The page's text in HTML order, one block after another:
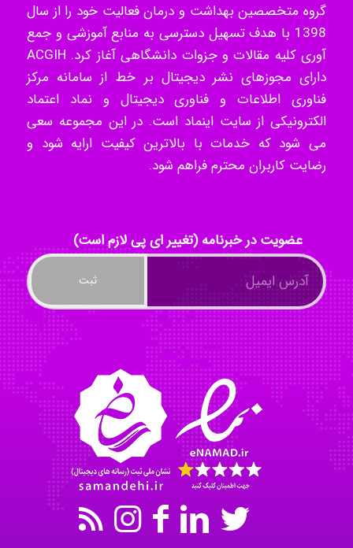
Tavan
akhtar shahsavandi
kimiya zirakpoor
Nazaninkarkon
Omid
Mehrab
گروه متخصصین بهداشت و درمان فعالیت خود را از سال
1398 با هدف تسهیل دسترسی به منابع آموزشی و جمع
آوری کلیه مقالات و جزوات دانشگاهی آغاز کرد. ACGIH
دارای مجوزهای نشر دیجیتال بر خط از سامانه مرکز
فناوری اطلاعات و فناوری دیجیتال و نماد اعتماد
الکترونیکی از سایت اینماد است. در این مجموعه سعی
می شود که خدمات با بالاترین کیفیت ارایه شود و
رضایت کاربران محترم فراهم شود.
عضویت در خبرنامه (تغییر ای پی لازم است)